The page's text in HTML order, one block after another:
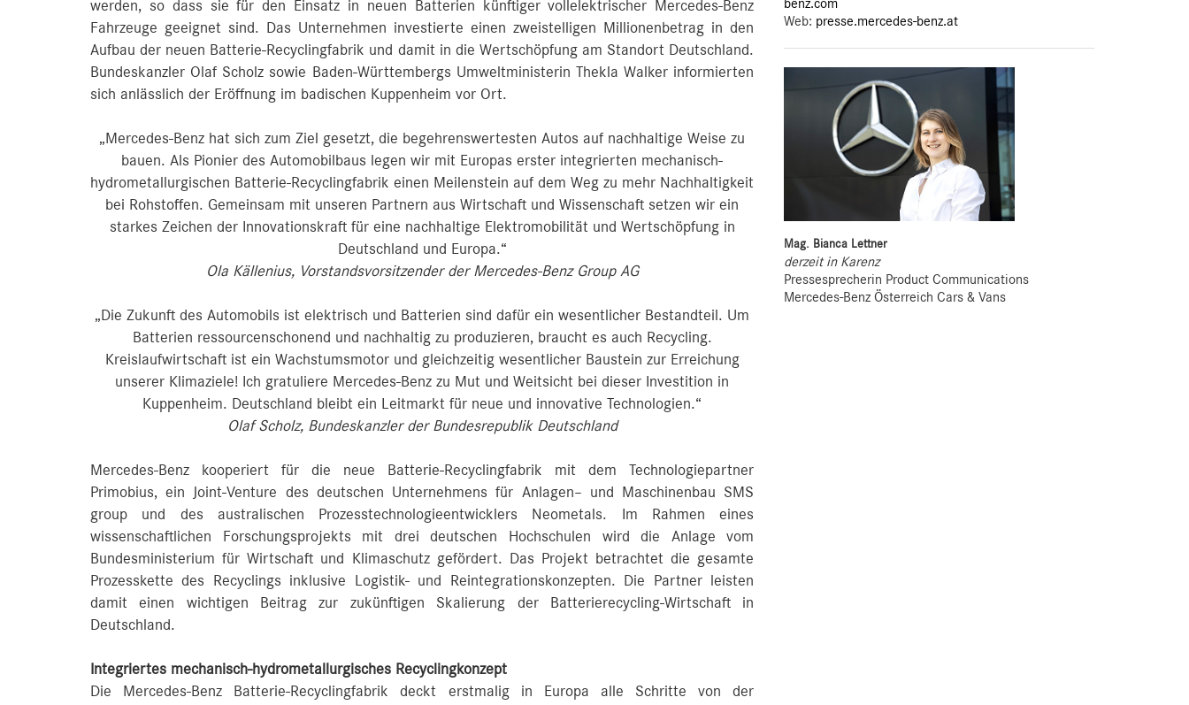
werden, so dass sie für den Einsatz in neuen Batterien künftiger vollelektrischer Mercedes-Benz
Fahrzeuge geeignet sind. Das Unternehmen investierte einen zweistelligen Millionenbetrag in den
Aufbau der neuen Batterie-Recyclingfabrik und damit in die Wertschöpfung am Standort Deutschland.
Bundeskanzler Olaf Scholz sowie Baden-Württembergs Umweltministerin Thekla Walker informierten
sich anlässlich der Eröffnung im badischen Kuppenheim vor Ort.
„Mercedes-Benz hat sich zum Ziel gesetzt, die begehrenswertesten Autos auf nachhaltige Weise zu
bauen. Als Pionier des Automobilbaus legen wir mit Europas erster integrierten mechanisch-
hydrometallurgischen Batterie-Recyclingfabrik einen Meilenstein auf dem Weg zu mehr Nachhaltigkeit
bei Rohstoffen. Gemeinsam mit unseren Partnern aus Wirtschaft und Wissenschaft setzen wir ein
starkes Zeichen der Innovationskraft für eine nachhaltige Elektromobilität und Wertschöpfung in
Deutschland und Europa.“
Ola Källenius, Vorstandsvorsitzender der Mercedes-Benz Group AG
„Die Zukunft des Automobils ist elektrisch und Batterien sind dafür ein wesentlicher Bestandteil. Um
Batterien ressourcenschonend und nachhaltig zu produzieren, braucht es auch Recycling.
Kreislaufwirtschaft ist ein Wachstumsmotor und gleichzeitig wesentlicher Baustein zur Erreichung
unserer Klimaziele! Ich gratuliere Mercedes-Benz zu Mut und Weitsicht bei dieser Investition in
Kuppenheim. Deutschland bleibt ein Leitmarkt für neue und innovative Technologien.“
Olaf Scholz, Bundeskanzler der Bundesrepublik Deutschland
Mercedes-Benz kooperiert für die neue Batterie-Recyclingfabrik mit dem Technologiepartner
Primobius, ein Joint-Venture des deutschen Unternehmens für Anlagen– und Maschinenbau SMS
group und des australischen Prozesstechnologieentwicklers Neometals. Im Rahmen eines
wissenschaftlichen Forschungsprojekts mit drei deutschen Hochschulen wird die Anlage vom
Bundesministerium für Wirtschaft und Klimaschutz gefördert. Das Projekt betrachtet die gesamte
Prozesskette des Recyclings inklusive Logistik- und Reintegrationskonzepten. Die Partner leisten
damit einen wichtigen Beitrag zur zukünftigen Skalierung der Batterierecycling-Wirtschaft in
Deutschland.
Integriertes mechanisch-hydrometallurgisches Recyclingkonzept
Die Mercedes-Benz Batterie-Recyclingfabrik deckt erstmalig in Europa alle Schritte von der
benz.com
Web: presse.mercedes-benz.at
Mag. Bianca Lettner
derzeit in Karenz
Pressesprecherin Product Communications
Mercedes-Benz Österreich Cars & Vans